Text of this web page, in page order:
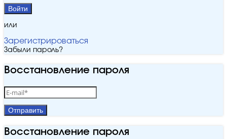
Войти
или
Зарегистрироваться
Забыли пароль?
Восстановление пароля
Отправить
Восстановление пароля